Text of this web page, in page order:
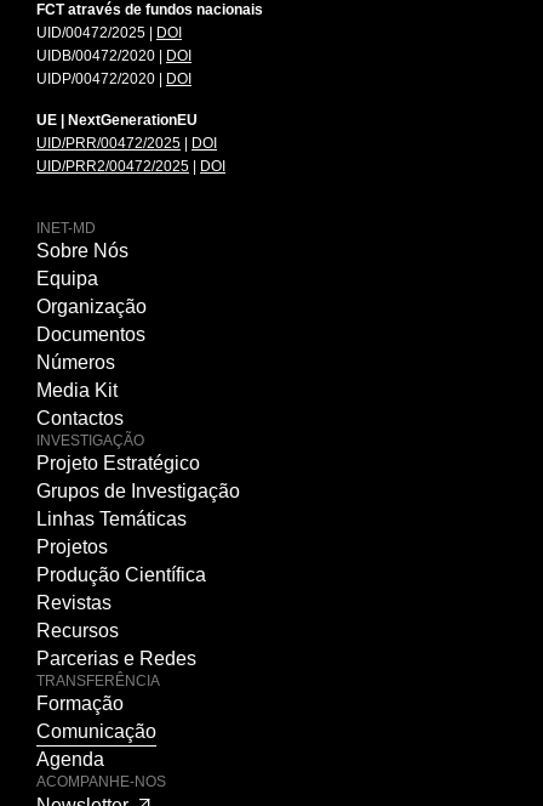
FCT através de fundos nacionais
UID/00472/2025 |
DOI
UIDB/00472/2020 |
DOI
UIDP/00472/2020 |
DOI
UE | NextGenerationEU
UID/PRR/00472/2025
DOI
UID/PRR2/00472/2025
DOI
INET-MD
Sobre Nós
Equipa
Organização
Documentos
Números
Media Kit
Contactos
INVESTIGAÇÃO
Projeto Estratégico
Grupos de Investigação
Linhas Temáticas
Projetos
Produção Científica
Revistas
Recursos
Parcerias e Redes
TRANSFERÊNCIA
Formação
Comunicação
Agenda
ACOMPANHE-NOS